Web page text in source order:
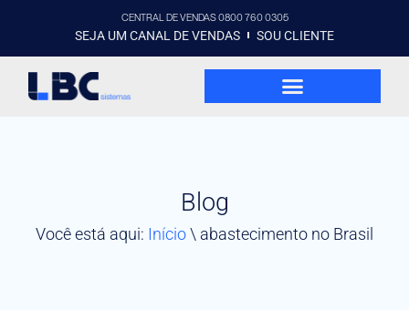
CENTRAL DE VENDAS 0800 760 0305
SEJA UM CANAL DE VENDAS SOU CLIENTE
Blog
Você está aqui: Início\ abastecimento no Brasil